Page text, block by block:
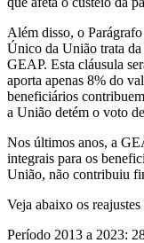
Além disso, o
Único da União trata
GEAP. Esta cláusula
aporta apenas 8% do
beneficiários
a União detém o voto
Nos últimos anos, a
integrais para os
União, não contribuiu
Veja abaixo os
Período 2013 a 2023: